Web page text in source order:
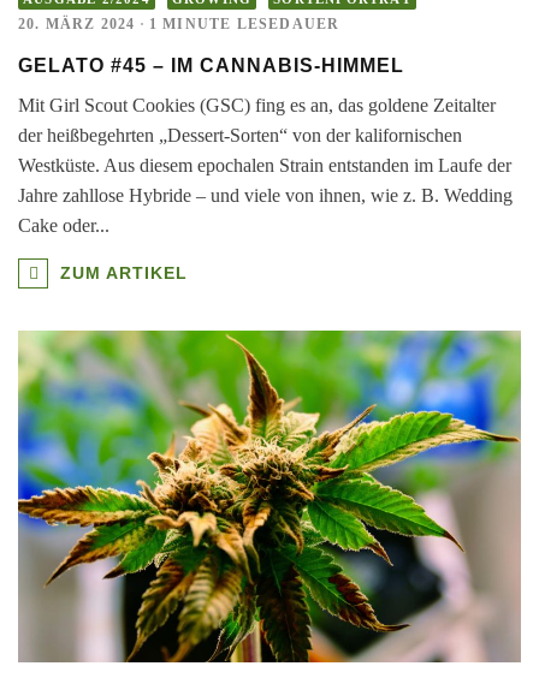
20. MÄRZ 2024 · 1 MINUTE LESEDAUER
GELATO #45 – IM CANNABIS-HIMMEL
Mit Girl Scout Cookies (GSC) fing es an, das goldene Zeitalter
der heißbegehrten „Dessert-Sorten“ von der kalifornischen
Westküste. Aus diesem epochalen Strain entstanden im Laufe der
Jahre zahllose Hybride – und viele von ihnen, wie z. B. Wedding
Cake oder...
ZUM ARTIKEL